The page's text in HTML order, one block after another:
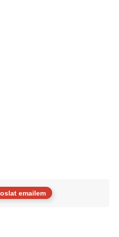
emailem